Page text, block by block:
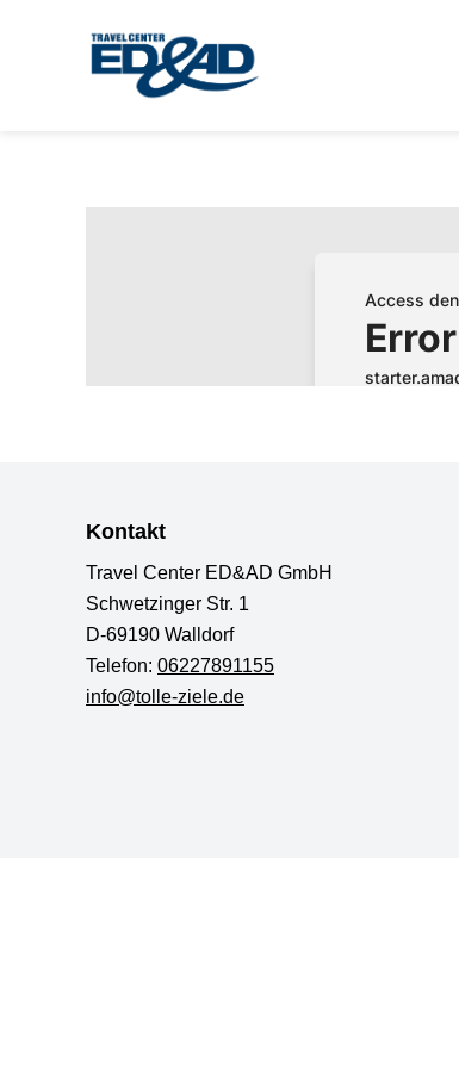
Kontakt
Travel Center ED&AD GmbH
Schwetzinger Str. 1
D-69190 Walldorf
Telefon: 06227891155
info@tolle-ziele.de